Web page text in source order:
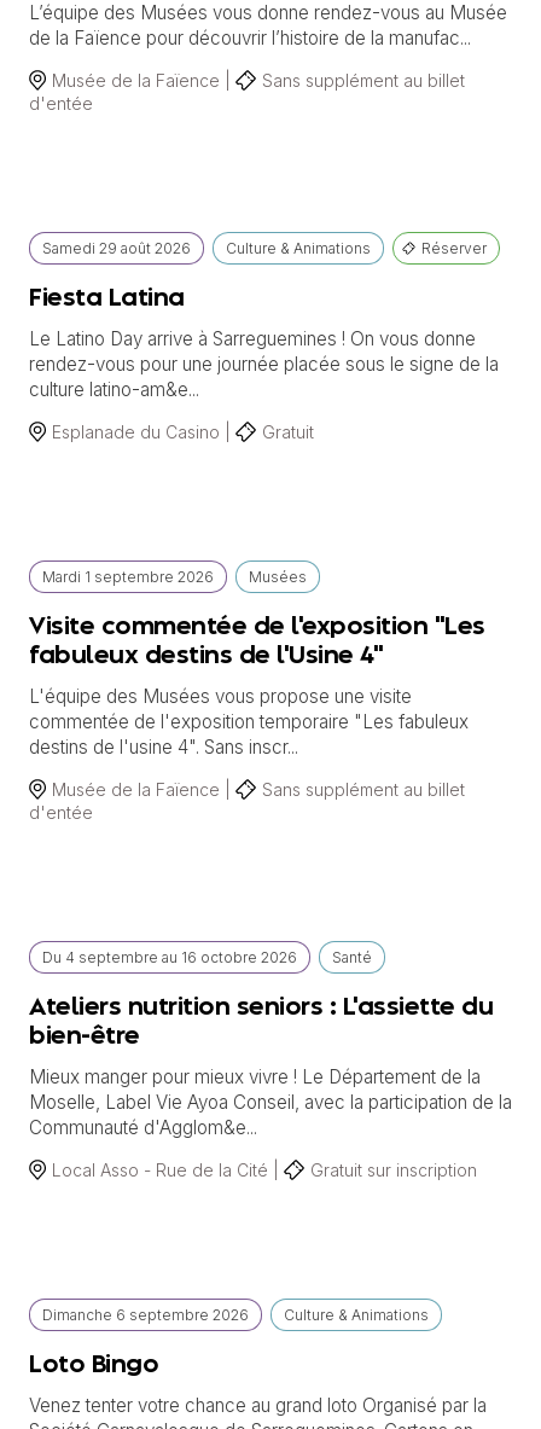
L’équipe des Musées vous donne rendez-vous au Musée
de la Faïence pour découvrir l’histoire de la manufac...
Musée de la Faïence |
Sans supplément au billet
d'entée
Samedi 29 août 2026 Culture & Animations Réserver
Fiesta Latina
Le Latino Day arrive à Sarreguemines ! On vous donne
rendez-vous pour une journée placée sous le signe de la
culture latino-am&e...
Esplanade du Casino | Gratuit
Mardi 1 septembre 2026 Musées
Visite commentée de l'exposition "Les
fabuleux destins de l'Usine 4"
L'équipe des Musées vous propose une visite
commentée de l'exposition temporaire "Les fabuleux
destins de l'usine 4". Sans inscr...
Musée de la Faïence |
Sans supplément au billet
d'entée
Du 4 septembre au 16 octobre 2026 Santé
Ateliers nutrition seniors : L'assiette du
bien-être
Mieux manger pour mieux vivre ! Le Département de la
Moselle, Label Vie Ayoa Conseil, avec la participation de la
Communauté d'Agglom&e...
Local Asso - Rue de la Cité | Gratuit sur inscription
Dimanche 6 septembre 2026 Culture & Animations
Loto Bingo
Venez tenter votre chance au grand loto Organisé par la